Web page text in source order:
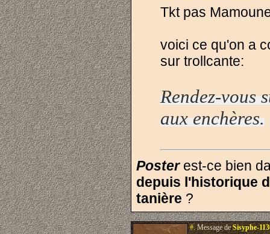
Tkt pas
voici ce qu'on a
sur trollcante:
Rendez-vous
aux enchères.
Poster est-ce bien
depuis l'historique
tanière ?
#.Message deSisyphe-